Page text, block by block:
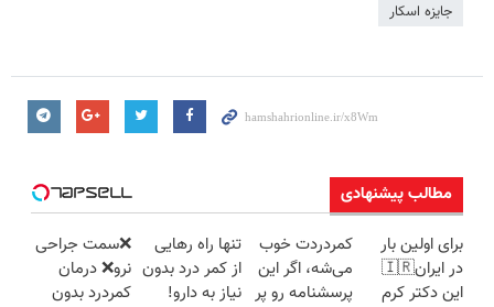
جایزه اسکار
مطالب پیشنهادی
برای اولین بار
در ایران🇮🇷
این دکتر کرم
کمردردت خوب
می‌شه، اگر این
پرسشنامه رو پر
تنها راه رهایی
از کمر درد بدون
نیاز به دارو!
❌سمت جراحی
نرو❌ درمان
کمردرد بدون